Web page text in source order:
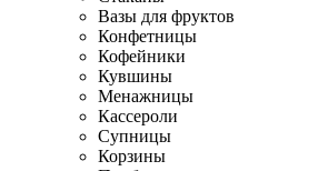
Вазы для фруктов
Конфетницы
Кофейники
Кувшины
Менажницы
Кассероли
Супницы
Корзины